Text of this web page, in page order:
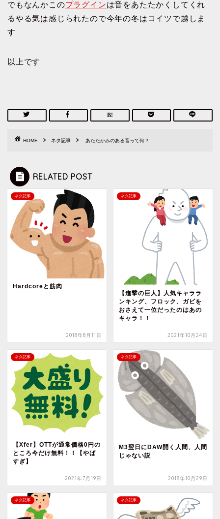
でもなんかこのプラグインは音をあたたかくしてくれ
るやる気は感じられたので今年の冬はコイツで越しま
す
以上です
HOME ネタ記事 あたたかみのある音って何？
RELATED POST
ネタ記事
Hardcoreと筋肉
2018年8月11日
ネタ記事
【進撃の巨人】人気キャララ
ンキング、フロック、ガビを
おさえて一位だったのはあの
キャラ！！
2021年10月24日
ネタ記事
【Xfer】OTTが通常価格0円の
ところ今だけ無料！！【やば
すぎ】
2021年7月19日
ネタ記事
M3翌日にDAW開く人間、人間
じゃない説
2018年10月29日
ネタ記事 ネタ記事